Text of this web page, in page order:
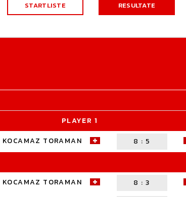
STARTLISTE RESULTATE
PLAYER 1
KOCAMAZ TORAMAN 8 : 5
KOCAMAZ TORAMAN 8 :3